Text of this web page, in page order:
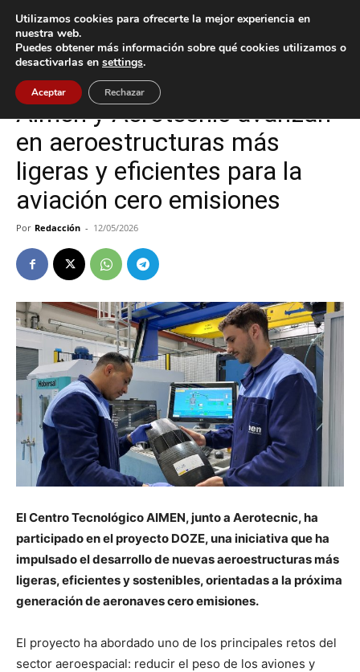
Inicio O Porriño
O Porriño Tecnología
Aimen y Aerotecnic avanzan
en aeroestructuras más
ligeras y eficientes para la
aviación cero emisiones
Por Redacción - 12/05/2026
El Centro Tecnológico AIMEN, junto a Aerotecnic, ha
participado en el proyecto DOZE, una iniciativa que ha
impulsado el desarrollo de nuevas aeroestructuras más
ligeras, eficientes y sostenibles, orientadas a la próxima
generación de aeronaves cero emisiones.
El proyecto ha abordado uno de los principales retos del
sector aeroespacial: reducir el peso de los aviones y
Utilizamos cookies para ofrecerte la mejor experiencia en
nuestra web.
Puedes obtener más información sobre qué cookies utilizamos o
desactivarlas en settings.
Aceptar Rechazar